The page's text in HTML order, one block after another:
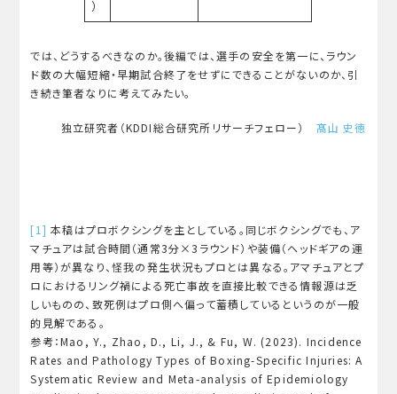
）
では、どうするべきなのか。後編では、選手の安全を第一に、ラウン
ド数の大幅短縮・早期試合終了をせずにできることがないのか、引
き続き筆者なりに考えてみたい。
独立研究者（KDDI総合研究所リサーチフェロー） 髙山 史徳
[1] 本稿はプロボクシングを主としている。同じボクシングでも、ア
マチュアは試合時間（通常3分×3ラウンド）や装備（ヘッドギアの運
用等）が異なり、怪我の発生状況もプロとは異なる。アマチュアとプ
ロにおけるリング禍による死亡事故を直接比較できる情報源は乏
しいものの、致死例はプロ側へ偏って蓄積しているというのが一般
的見解である。
参考：Mao, Y., Zhao, D., Li, J., & Fu, W. (2023). Incidence
Rates and Pathology Types of Boxing-Specific Injuries: A
Systematic Review and Meta-analysis of Epidemiology